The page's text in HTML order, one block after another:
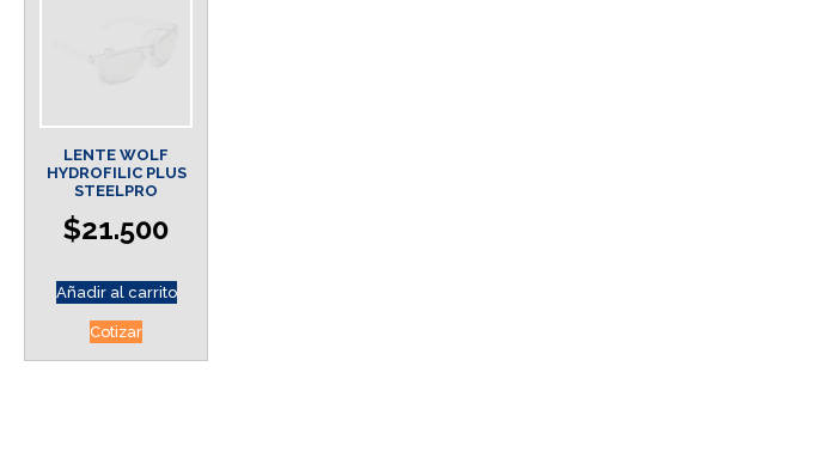
LENTE WOLF
HYDROFILIC PLUS
STEELPRO
$21.500
Añadir al carrito
Cotizar